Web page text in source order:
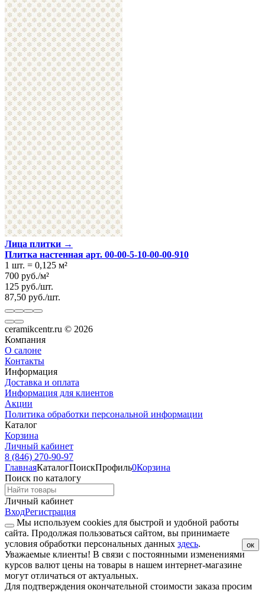
Лица плитки →
Плитка настенная арт. 00-00-5-10-00-00-910
1 шт. = 0,125 м²
700 руб./м²
125 руб./шт.
87,50 руб./шт.
ceramikcentr.ru © 2026
Компания
О салоне
Контакты
Информация
Доставка и оплата
Информация для клиентов
Акции
Политика обработки персональной информации
Каталог
Корзина
Личный кабинет
8 (846) 270-90-97
ГлавнаяКаталогПоискПрофиль0Корзина
Поиск по каталогу
Личный кабинет
ВходРегистрация
Мы используем cookies для быстрой и удобной работы
сайта. Продолжая пользоваться сайтом, вы принимаете
условия обработки персональных данных здесь. ок
Уважаемые клиенты! В связи с постоянными изменениями
курсов валют цены на товары в нашем интернет-магазине
могут отличаться от актуальных.
Для подтверждения окончательной стоимости заказа просим